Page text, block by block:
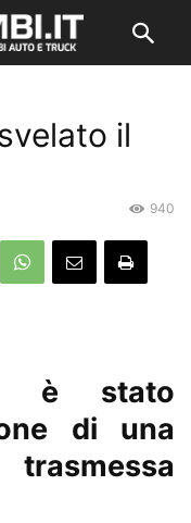
il
940
è stato
di una